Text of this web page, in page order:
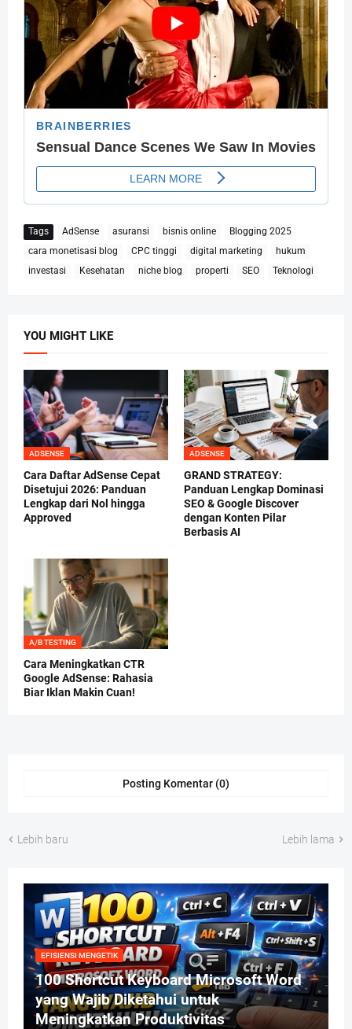
Tags AdSense asuransi bisnis online
Blogging 2025
cara monetisasi blog
CPC tinggi digital marketing
hukum
investasi
Kesehatan niche blog properti SEO Teknologi
YOU MIGHT LIKE
ADSENSE
Cara Daftar AdSense Cepat
Disetujui 2026: Panduan
Lengkap dari Nol hingga
Approved
ADSENSE
GRAND STRATEGY:
Panduan Lengkap Dominasi
SEO & Google Discover
dengan Konten Pilar
Berbasis AI
A/B TESTING
Cara Meningkatkan CTR
Google AdSense: Rahasia
Biar Iklan Makin Cuan!
Posting Komentar (0)
Lebih baru Lebih lama
EFISIENSI MENGETIK
100 Shortcut Keyboard Microsoft Word
yang Wajib Diketahui untuk
Meningkatkan Produktivitas